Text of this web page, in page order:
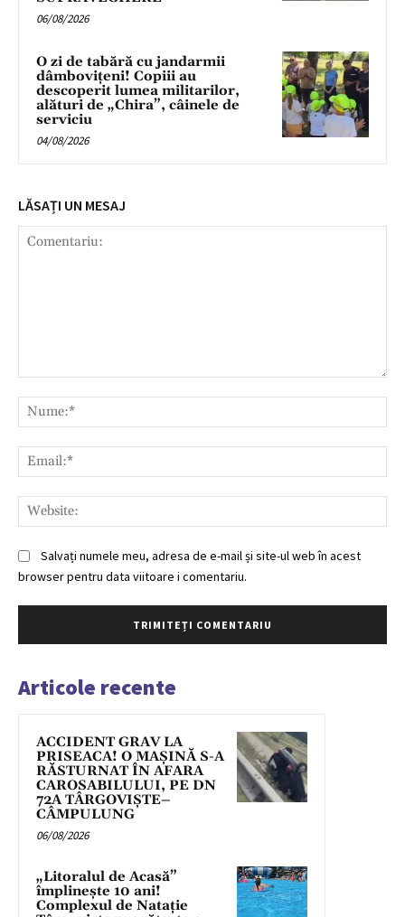
06/08/2026
O zi de tabără cu jandarmii
dâmbovițeni! Copiii au
descoperit lumea militarilor,
alături de „Chira”, câinele de
serviciu
04/08/2026
LĂSAȚI UN MESAJ
Salvați numele meu, adresa de e-mail și site-ul web în acest
browser pentru data viitoare i comentariu.
Articole recente
ACCIDENT GRAV LA
PRISEACA! O MAȘINĂ S-A
RĂSTURNAT ÎN AFARA
CAROSABILULUI, PE DN
72A TÂRGOVIȘTE–
CÂMPULUNG
06/08/2026
„Litoralul de Acasă”
împlinește 10 ani!
Complexul de Natație